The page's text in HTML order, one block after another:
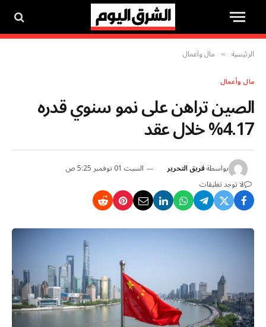
الرئيسية » مال وأعمال
مال وأعمال
الصين تراهن على نمو سنوي قدره
4.17% خلال عقد
بواسطةفريق التحرير
السبت 01 نوفمبر 5:25 ص
لا توجد تعليقات